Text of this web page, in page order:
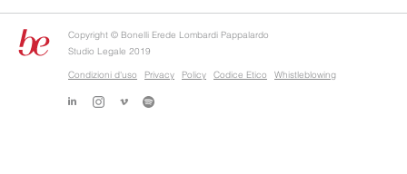
Copyright © Bonelli Erede Lombardi Pappalardo
Studio Legale 2019
Condizioni d'uso
Privacy Policy Codice Etico Whistleblowing